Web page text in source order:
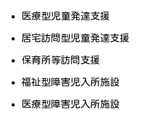
医療型児童発達支援
居宅訪問型児童発達支援
保育所等訪問支援
福祉型障害児入所施設
医療型障害児入所施設